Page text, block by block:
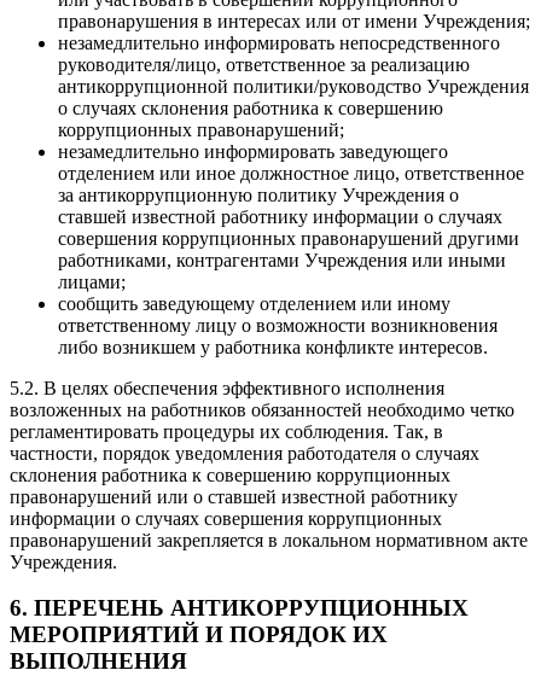
правонарушения в интересах или от имени Учреждения;
незамедлительно информировать непосредственного
руководителя/лицо, ответственное за реализацию
антикоррупционной политики/руководство Учреждения
о случаях склонения работника к совершению
коррупционных правонарушений;
незамедлительно информировать заведующего
отделением или иное должностное лицо, ответственное
за антикоррупционную политику Учреждения о
ставшей известной работнику информации о случаях
совершения коррупционных правонарушений другими
работниками, контрагентами Учреждения или иными
лицами;
сообщить заведующему отделением или иному
ответственному лицу о возможности возникновения
либо возникшем у работника конфликте интересов.
5.2. В целях обеспечения эффективного исполнения
возложенных на работников обязанностей необходимо четко
регламентировать процедуры их соблюдения. Так, в
частности, порядок уведомления работодателя о случаях
склонения работника к совершению коррупционных
правонарушений или о ставшей известной работнику
информации о случаях совершения коррупционных
правонарушений закрепляется в локальном нормативном акте
Учреждения.
6. ПЕРЕЧЕНЬ АНТИКОРРУПЦИОННЫХ
МЕРОПРИЯТИЙ И ПОРЯДОК ИХ
ВЫПОЛНЕНИЯ